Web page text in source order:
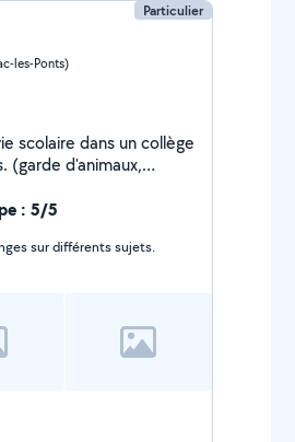
Particulier
les-Ponts)
scolaire dans un collège
(garde d'animaux,
: 5/5
sur différents sujets.